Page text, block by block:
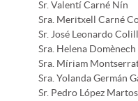
Sr. Valentí Carné Nín
Sra. Meritxell Carné
Sr. José Leonardo
Sra. Helena
Sra. Míriam
Sra. Yolanda Germán
Sr. Pedro López Martos